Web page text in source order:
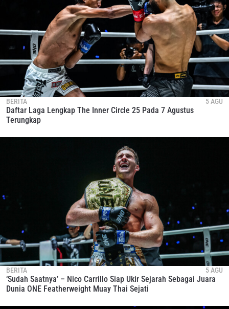
BERITA 5 AGU
Daftar Laga Lengkap The Inner Circle 25 Pada 7 Agustus
Terungkap
BERITA 5 AGU
‘Sudah Saatnya’ – Nico Carrillo Siap Ukir Sejarah Sebagai Juara
Dunia ONE Featherweight Muay Thai Sejati